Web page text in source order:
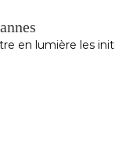
en lumière les